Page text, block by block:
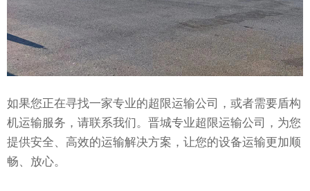
如果您正在寻找一家专业的超限运输公司，或者需要盾构
机运输服务，请联系我们。晋城专业超限运输公司，为您
提供安全、高效的运输解决方案，让您的设备运输更加顺
畅、放心。